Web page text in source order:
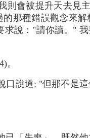
則會被提升天去見
那種錯誤觀念來
說："請你讀。"
。
口說道: "但那不是